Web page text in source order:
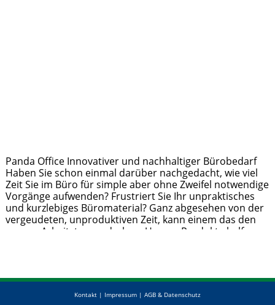
Panda Office Innovativer und nachhaltiger Bürobedarf
Haben Sie schon einmal darüber nachgedacht, wie viel
Zeit Sie im Büro für simple aber ohne Zweifel notwendige
Vorgänge aufwenden? Frustriert Sie Ihr unpraktisches
und kurzlebiges Büromaterial? Ganz abgesehen von der
vergeudeten, unproduktiven Zeit, kann einem das den
ganzen Arbeitstag verderben. Unsere Produkte helfen
Kontakt | Impressum | AGB & Datenschutz